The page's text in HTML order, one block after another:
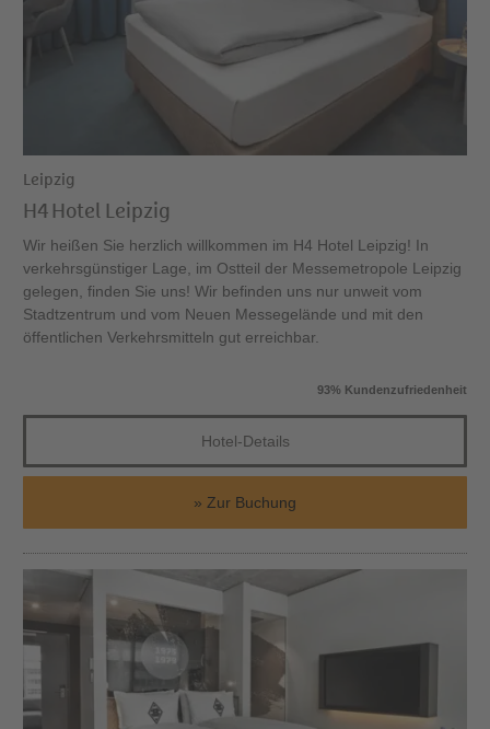
Leipzig
H4 Hotel Leipzig
Wir heißen Sie herzlich willkommen im H4 Hotel Leipzig! In
verkehrsgünstiger Lage, im Ostteil der Messemetropole Leipzig
gelegen, finden Sie uns! Wir befinden uns nur unweit vom
Stadtzentrum und vom Neuen Messegelände und mit den
öffentlichen Verkehrsmitteln gut erreichbar.
93% Kundenzufriedenheit
Hotel-Details
Zur Buchung